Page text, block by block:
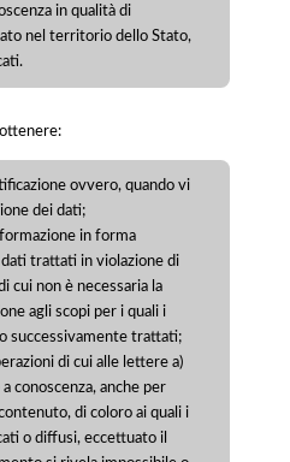
in qualità di
nel territorio dello Stato,
ovvero, quando vi
dei dati;
in forma
trattati in violazione di
cui non è necessaria la
agli scopi per i quali i
successivamente trattati;
di cui alle lettere a)
conoscenza, anche per
di coloro ai quali i
o diffusi, eccettuato il